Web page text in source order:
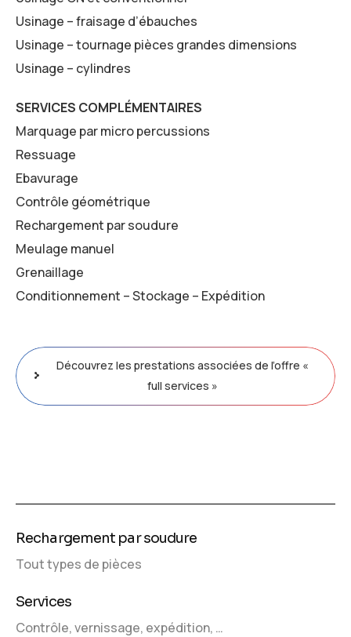
Usinage – fraisage d’ébauches
Usinage – tournage pièces grandes dimensions
Usinage – cylindres
SERVICES COMPLÉMENTAIRES
Marquage par micro percussions
Ressuage
Ebavurage
Contrôle géométrique
Rechargement par soudure
Meulage manuel
Grenaillage
Conditionnement – Stockage – Expédition
Découvrez les prestations associées de l’offre «
full services »
Rechargement par soudure
Tout types de pièces
Services
Contrôle, vernissage, expédition, …